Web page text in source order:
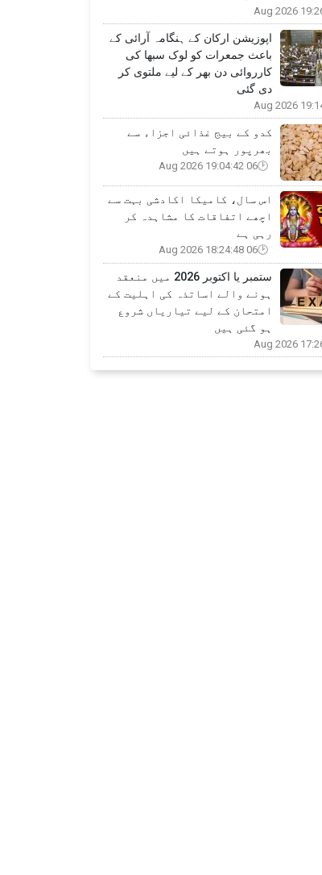
اپوزیشن ارکان کے ہنگامہ آرائی کے
باعث جمعرات کو لوک سبھا کی
کارروائی دن بھر کے لیے ملتوی کر
دی گئی
کدو کے بیج غذائی اجزاء سے
بھرپور ہوتے ہیں
06 Aug 2026 19:04:42
اس سال، کامیکا اکادشی بہت سے
اچھے اتفاقات کا مشاہدہ کر
رہی ہے
06 Aug 2026 18:24:48
ستمبر یا اکتوبر 2026 میں منعقد
ہونے والے اساتذہ کی اہلیت کے
امتحان کے لیے تیاریاں شروع
ہو گئی ہیں